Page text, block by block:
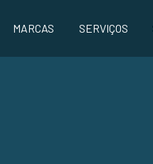
MARCAS SERVIÇOS